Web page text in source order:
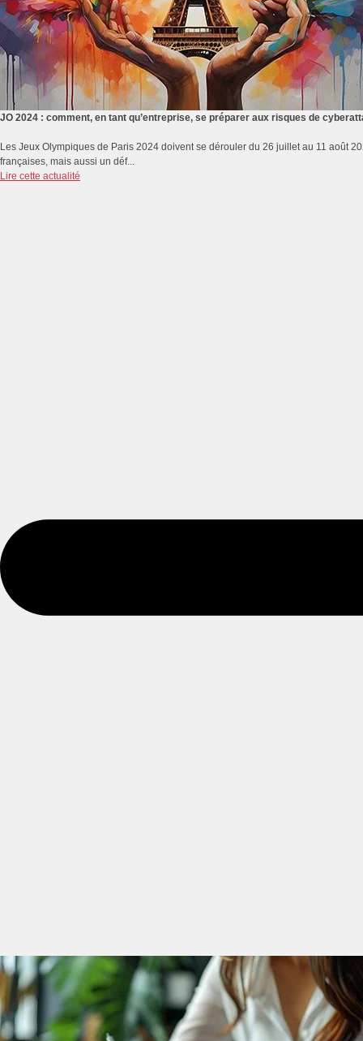
JO 2024 : comment, en tant qu’entreprise, se préparer aux risques de
Les Jeux Olympiques de Paris 2024 doivent se dérouler du 26 juillet au 11 août
françaises, mais aussi un déf...
Lire cette actualité